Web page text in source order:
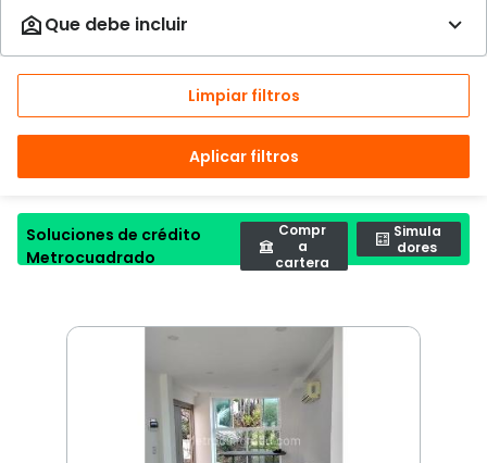
Limpiar filtros
Aplicar filtros
Soluciones de crédito
Metrocuadrado
Compr
a
cartera
Simula
dores